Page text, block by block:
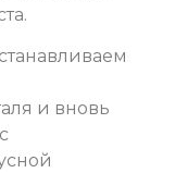
и вновь